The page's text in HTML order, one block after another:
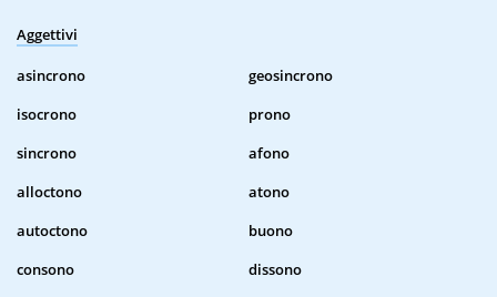
Aggettivi
asincrono
geosincrono
isocrono
prono
sincrono
afono
alloctono
atono
autoctono
buono
consono
dissono